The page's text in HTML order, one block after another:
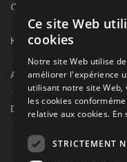
Circuit routier canadien
Karting
Autres séries nationales
Divers
Ce site Web
cookies
Notre site Web utilise
améliorer l'expérience
utilisant notre site Web,
les cookies
relative aux cookies. En
STRICTEMENT